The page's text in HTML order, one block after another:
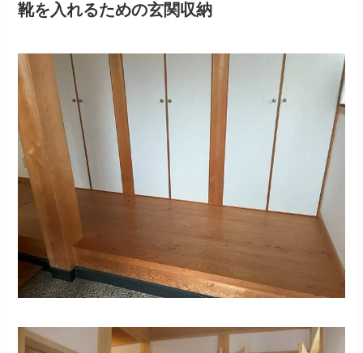
靴を入れるための玄関収納